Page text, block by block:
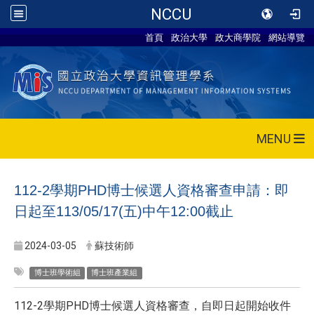
NCCU
首頁 政治大學 政大商學院 網站導覽
MENU
112-2學期PHD博士候選人資格審查申請：即
日起至113/05/17(五)中午12:00截止
2024-03-05 蘇技術師
博士班學術組 博士班產業組
112-2學期PHD博士候選人資格審查，自即日起開始收件